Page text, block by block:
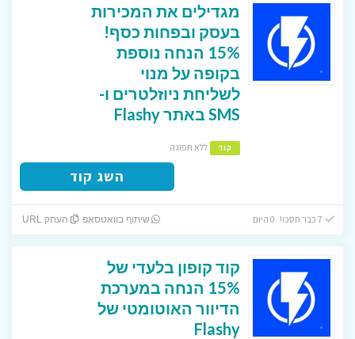
מגדילים את המכירות
בעסק ובפחות כסף!
15% הנחה נוספת
בקופה על מנוי
לשליחת ניוזלטרים ו-
SMS באתר Flashy
קוד ללא תפוגה
השג קוד
שיתוף בוואטסאפ העתק URL
קוד קופון בלעדי של
15% הנחה במערכת
הדיוור האוטומטי של
Flashy